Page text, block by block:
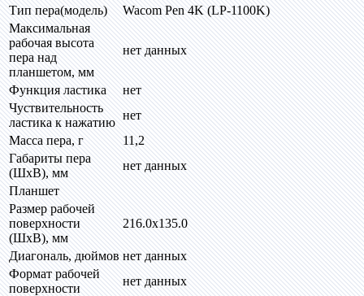
Тип пера(модель)
Wacom Pen 4K (LP-1100K)
Максимальная
рабочая высота
пера над
планшетом, мм
нет данных
Функция ластика
нет
Чуствительность
ластика к нажатию
нет
Масса пера, г
11,2
Габариты пера
(ШхВ), мм
нет данных
Планшет
Размер рабочей
поверхности
(ШхВ), мм
216.0x135.0
Диагональ, дюймов нет данных
Формат рабочей
поверхности
нет данных